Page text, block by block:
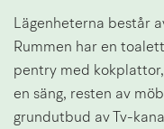
Lägenheterna består
Rummen har en
pentry med
en säng, resten av
grundutbud av Tv-